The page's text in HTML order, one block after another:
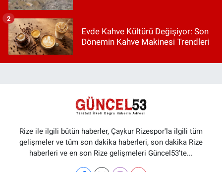
Evde Kahve Kültürü Değişiyor: Son
Dönemin Kahve Makinesi Trendleri
2
Rize ile ilgili bütün haberler, Çaykur Rizespor'la ilgili tüm
gelişmeler ve tüm son dakika haberleri, son dakika Rize
haberleri ve en son Rize gelişmeleri Güncel53'te...